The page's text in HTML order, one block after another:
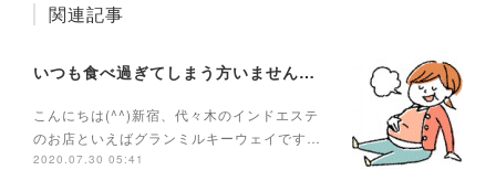
関連記事
いつも食べ過ぎてしまう方いませんか？
こんにちは(^^)新宿、代々木のインドエステ
のお店といえばグランミルキーウェイです…
2020.07.30 05:41